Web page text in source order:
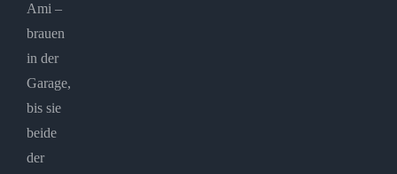
Ami –
brauen
in der
Garage,
bis sie
beide
der